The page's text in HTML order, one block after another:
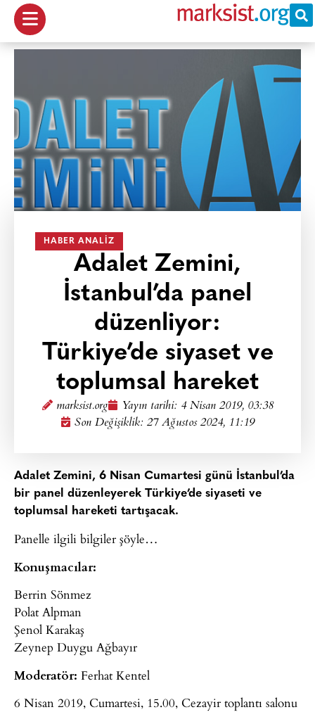
HABER ANALIZ
Adalet Zemini,
İstanbul’da panel
düzenliyor:
Türkiye’de siyaset ve
toplumsal hareket
marksist.org Yayın tarihi: 4 Nisan 2019, 03:38
Son Değişiklik: 27 Ağustos 2024, 11:19
Adalet Zemini, 6 Nisan Cumartesi günü İstanbul’da
bir panel düzenleyerek Türkiye’de siyaseti ve
toplumsal hareketi tartışacak.
Panelle ilgili bilgiler şöyle…
Konuşmacılar:
Berrin Sönmez
Polat Alpman
Şenol Karakaş
Zeynep Duygu Ağbayır
Moderatör: Ferhat Kentel
6 Nisan 2019, Cumartesi, 15.00, Cezayir toplantı salonu